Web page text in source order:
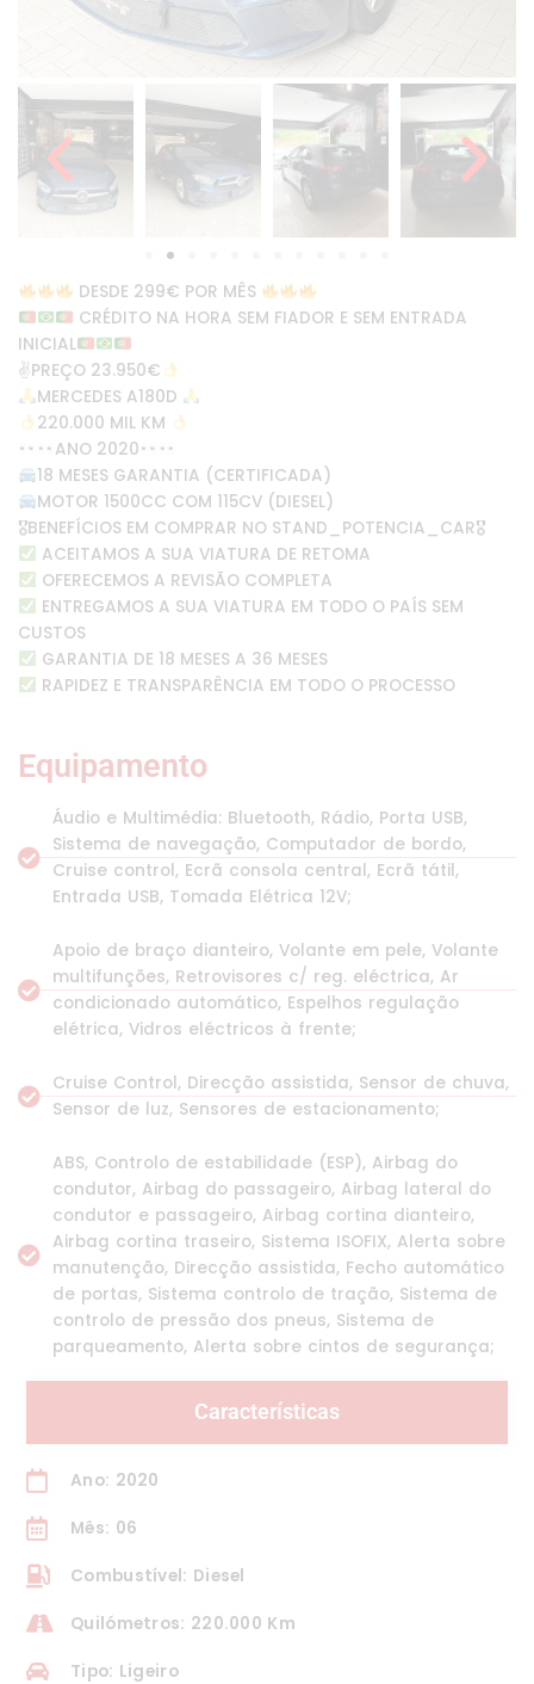
DESDE 299€ POR MÊS
CRÉDITO NA HORA SEM FIADOR E SEM ENTRADA
INICIAL
✌PREÇO 23.950€
MERCEDES A180D
220.000 MIL KM
ANO 2020
18 MESES GARANTIA (CERTIFICADA)
MOTOR 1500CC COM 115CV (DIESEL)
🎖BENEFÍCIOS EM COMPRAR NO STAND_POTENCIA_CAR🎖
ACEITAMOS A SUA VIATURA DE RETOMA
OFERECEMOS A REVISÃO COMPLETA
ENTREGAMOS A SUA VIATURA EM TODO O PAÍS SEM
CUSTOS
GARANTIA DE 18 MESES A 36 MESES
RAPIDEZ E TRANSPARÊNCIA EM TODO O PROCESSO
Equipamento
Áudio e Multimédia: Bluetooth, Rádio, Porta USB,
Sistema de navegação, Computador de bordo,
Cruise control, Ecrã consola central, Ecrã tátil,
Entrada USB, Tomada Elétrica 12V;
Apoio de braço dianteiro, Volante em pele, Volante
multifunções, Retrovisores c/ reg. eléctrica, Ar
condicionado automático, Espelhos regulação
elétrica, Vidros eléctricos à frente;
Cruise Control, Direcção assistida, Sensor de chuva,
Sensor de luz, Sensores de estacionamento;
ABS, Controlo de estabilidade (ESP), Airbag do
condutor, Airbag do passageiro, Airbag lateral do
condutor e passageiro, Airbag cortina dianteiro,
Airbag cortina traseiro, Sistema ISOFIX, Alerta sobre
manutenção, Direcção assistida, Fecho automático
de portas, Sistema controlo de tração, Sistema de
controlo de pressão dos pneus, Sistema de
parqueamento, Alerta sobre cintos de segurança;
Características
Ano: 2020
Mês: 06
Combustível: Diesel
Quilómetros: 220.000 Km
Tipo: Ligeiro